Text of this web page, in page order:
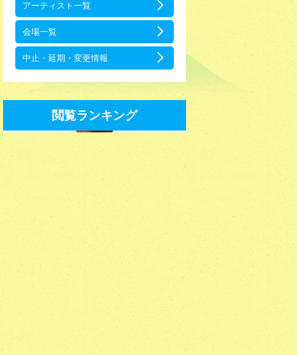
アーティスト一覧
会場一覧
中止・延期・変更情報
閲覧ランキング